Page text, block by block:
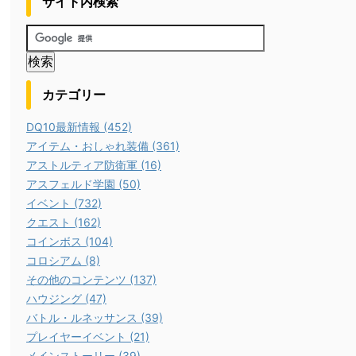
カテゴリー
DQ10最新情報 (452)
アイテム・おしゃれ装備 (361)
アストルティア防衛軍 (16)
アスフェルド学園 (50)
イベント (732)
クエスト (162)
コインボス (104)
コロシアム (8)
その他のコンテンツ (137)
ハウジング (47)
バトル・ルネッサンス (39)
プレイヤーイベント (21)